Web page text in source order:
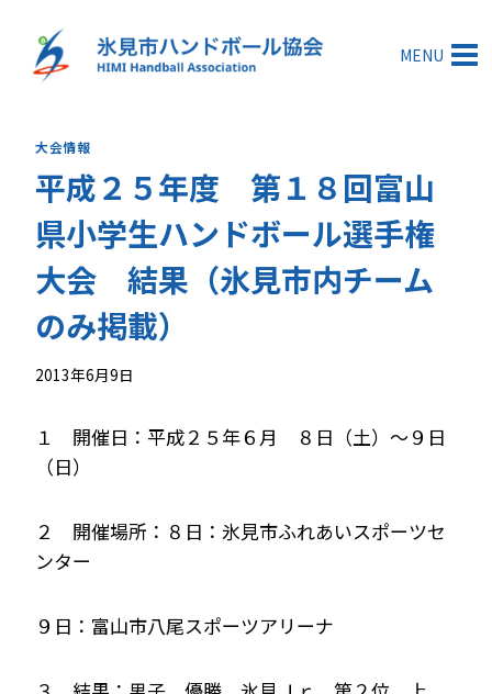
MENU
大会情報
平成２５年度 第１８回富山
県小学生ハンドボール選手権
大会 結果（氷見市内チーム
のみ掲載）
2013年6月9日
１ 開催日：平成２５年６月 ８日（土）～９日
（日）
２ 開催場所：８日：氷見市ふれあいスポーツセ
ンター
９日：富山市八尾スポーツアリーナ